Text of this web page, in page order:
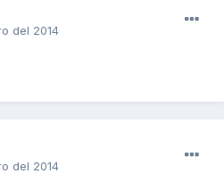
del 2014
del 2014